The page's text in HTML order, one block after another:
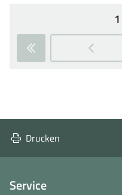
1
Drucken
Service